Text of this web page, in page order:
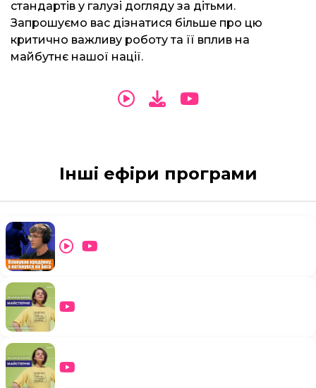
стандартів у галузі догляду за дітьми.
Запрошуємо вас дізнатися більше про цю
критично важливу роботу та її вплив на
майбутнє нашої нації.
Інші ефіри програми